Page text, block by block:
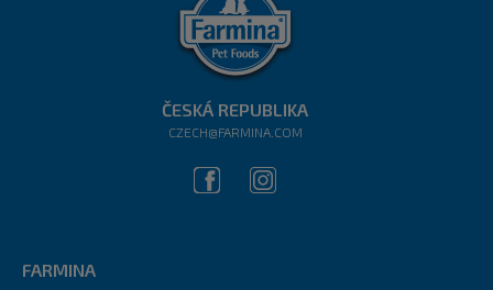
ČESKÁ REPUBLIKA
CZECH@FARMINA.COM
FARMINA